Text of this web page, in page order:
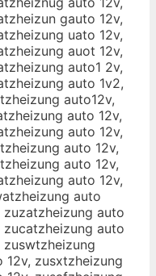
gauto 12v,
uato 12v,
auot 12v,
auto1 2v,
auto 1v2,
auto12v,
auto 12v,
auto 12v,
auto 12v,
auto 12v,
auto 12v,
auto
zuzatzheizung auto
zucatzheizung auto
zuswtzheizung
12v, zusxtzheizung